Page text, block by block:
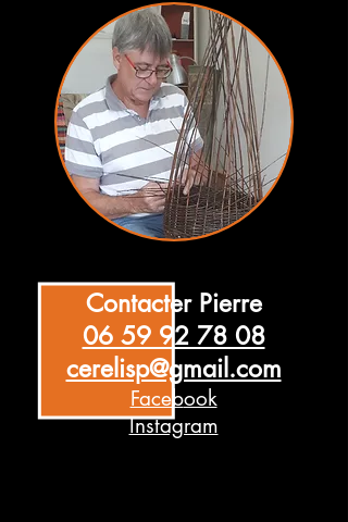
Contacter Pierre
06 59 92 78 08
cerelisp@gmail.com
Facebook
Instagram